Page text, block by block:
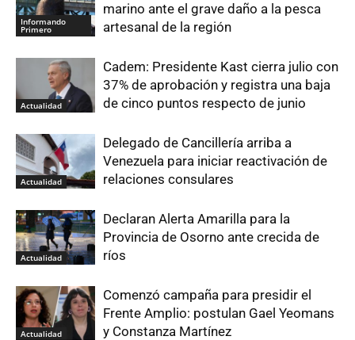
Informando
Primero
marino ante el grave daño a la pesca
artesanal de la región
Actualidad
Cadem: Presidente Kast cierra julio con
37% de aprobación y registra una baja
de cinco puntos respecto de junio
Actualidad
Delegado de Cancillería arriba a
Venezuela para iniciar reactivación de
relaciones consulares
Actualidad
Declaran Alerta Amarilla para la
Provincia de Osorno ante crecida de
ríos
Actualidad
Comenzó campaña para presidir el
Frente Amplio: postulan Gael Yeomans
y Constanza Martínez